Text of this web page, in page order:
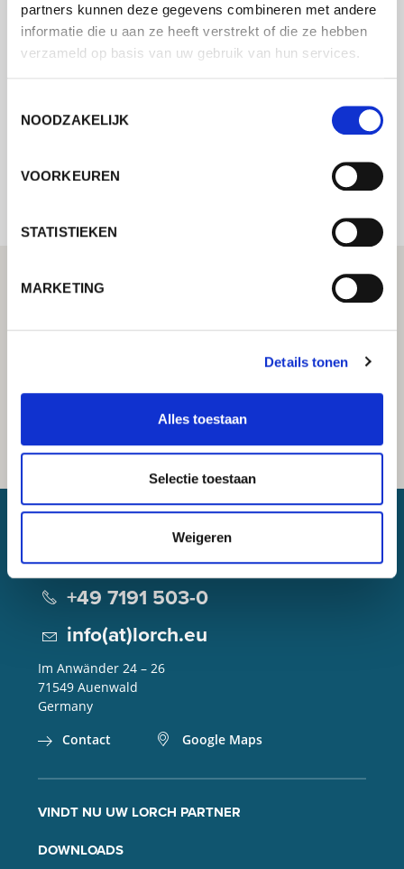
partners kunnen deze gegevens combineren met andere
informatie die u aan ze heeft verstrekt of die ze hebben
verzameld op basis van uw gebruik van hun services.
NOODZAKELIJK
VOORKEUREN
STATISTIEKEN
MARKETING
Details tonen
Alles toestaan
Selectie toestaan
Weigeren
Neem contact met ons op via ons online
formulier en wij nemen zo spoedig
Lorch Schweißtechnik GmbH
+49 7191 503-0
info(at)lorch.eu
Im Anwänder 24 – 26
71549 Auenwald
Germany
Contact
Google Maps
VINDT NU UW LORCH PARTNER
DOWNLOADS